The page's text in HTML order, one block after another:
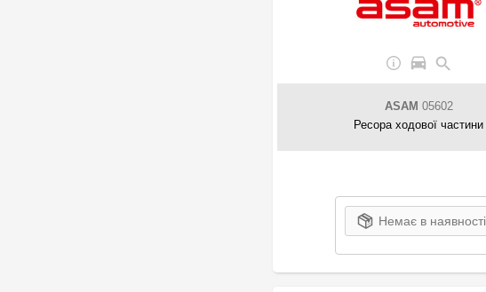
ASAM 05602
Ресора ходової частини
Немає в наявності